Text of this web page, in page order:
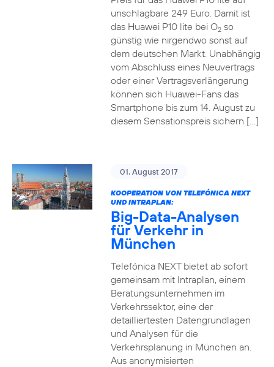
unschlagbare 249 Euro. Damit ist
das Huawei P10 lite bei O2so
günstig wie nirgendwo sonst auf
dem deutschen Markt. Unabhängig
vom Abschluss eines Neuvertrags
oder einer Vertragsverlängerung
können sich Huawei-Fans das
Smartphone bis zum 14. August zu
diesem Sensationspreis sichern […]
01. August 2017
KOOPERATION VON TELEFÓNICA NEXT
UND INTRAPLAN:
Big-Data-Analysen
für Verkehr in
München
Telefónica NEXT bietet ab sofort
gemeinsam mit Intraplan, einem
Beratungsunternehmen im
Verkehrssektor, eine der
detailliertesten Datengrundlagen
und Analysen für die
Verkehrsplanung in München an.
Aus anonymisierten